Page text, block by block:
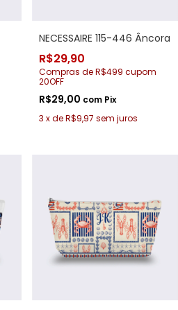
NECESSAIRE 115-446 Âncora
R$29,90
Compras de R$499 cupom
20OFF
R$29,00 com Pix
3 xdeR$9,97 sem juros